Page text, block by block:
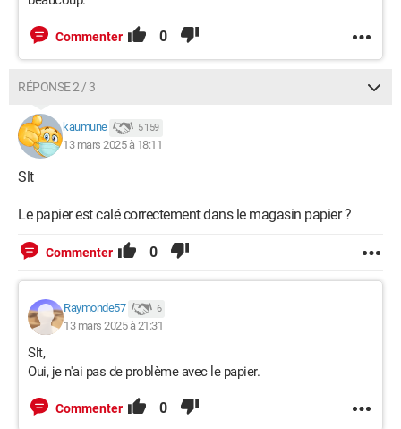
Commenter 0
RÉPONSE 2 / 3
kaumune 5 159
13 mars 2025 à 18:11
Slt
Le papier est calé correctement dans le magasin papier ?
Commenter 0
Raymonde57 6
13 mars 2025 à 21:31
Slt,
Oui, je n'ai pas de problème avec le papier.
Commenter 0